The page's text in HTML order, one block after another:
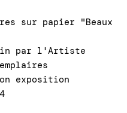
sur papier "Beaux
par l'Artiste
exposition